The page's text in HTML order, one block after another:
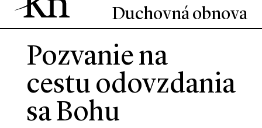
Duchovná obnova
Pozvanie na
cestu odovzdania
sa Bohu